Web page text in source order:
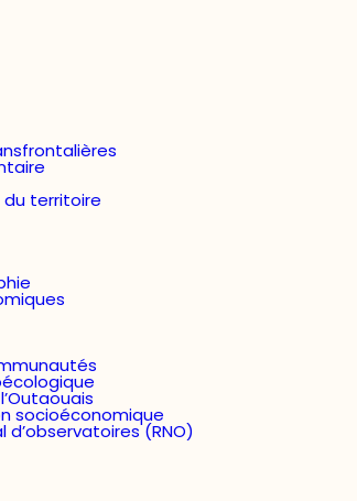
territoire
socioéconomique
d’observatoires (RNO)